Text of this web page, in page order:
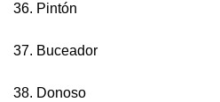
36. Pintón
37. Buceador
38. Donoso